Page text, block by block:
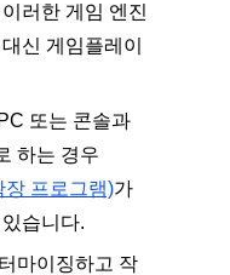
러한 게임 엔진
신 게임플레이
또는 콘솔과
프로그램)가
습니다.
마이징하고 작